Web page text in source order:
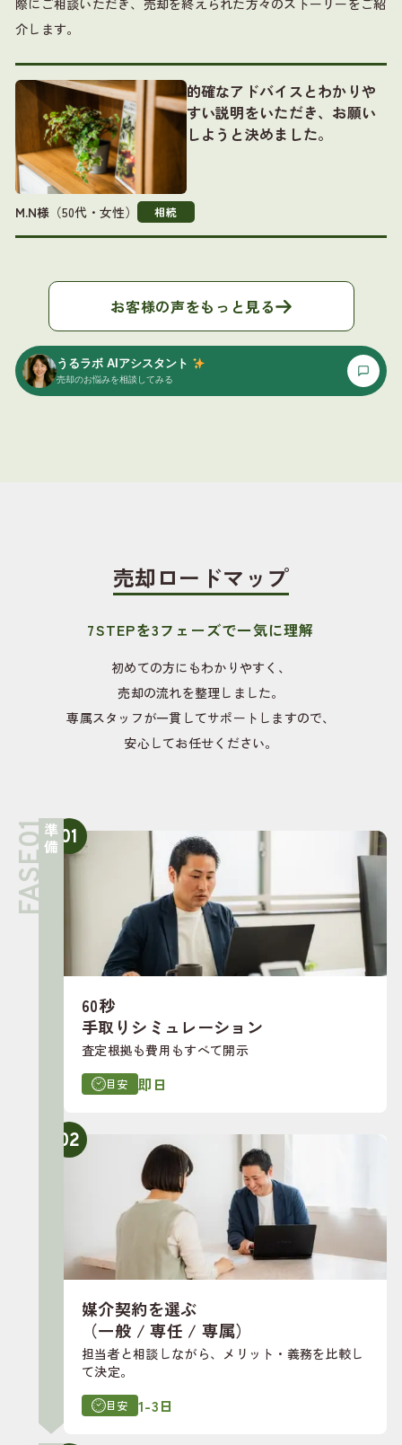
際にご相談いただき、売却を終えられた方々のストーリーをご紹
介します。
的確なアドバイスとわかりや
すい説明をいただき、お願い
しようと決めました。
M.N様 （50代・女性） 相続
お客様の声をもっと見る
うるラボ AIアシスタント
売却のお悩みを相談してみる
売却ロードマップ
7STEPを3フェーズで一気に理解
初めての方にもわかりやすく、
売却の流れを整理しました。
専属スタッフが一貫してサポートしますので、
安心してお任せください。
準備 01
60秒
手取りシミュレーション
査定根拠も費用もすべて開示
目安 即日
02
媒介契約を選ぶ
（一般 / 専任 / 専属）
担当者と相談しながら、メリット・義務を比較し
て決定。
目安 1-3日